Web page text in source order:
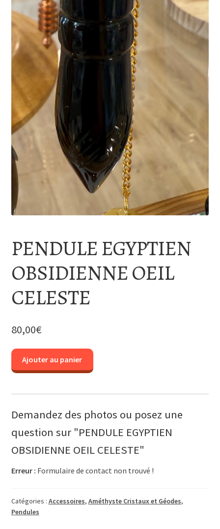
PENDULE EGYPTIEN
OBSIDIENNE OEIL
CELESTE
80,00€
quantité
OEIL
CELESTE
Ajouter au panier
Demandez des photos ou posez une
question sur "PENDULE EGYPTIEN
OBSIDIENNE OEIL CELESTE"
Erreur : Formulaire de contact non trouvé !
Catégories : Accessoires, Améthyste Cristaux et Géodes,
Pendules